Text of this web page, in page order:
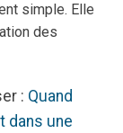
simple. Elle
des
: Quand
dans une